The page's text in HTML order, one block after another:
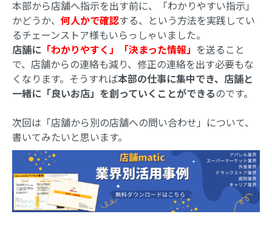
本部から店舗へ指示を出す前に、「わかりやすい指示」
かどうか、 何人かで確認する、という方法を実践してい
るチェーンストア様もいらっしゃいました。
店舗に 「わかりやすく」「決まった情報」 を送ること
で、店舗からの連絡も減り、修正の連絡を出す必要もな
くなります。そうすれば本部の仕事に集中でき、店舗と
一緒に「良いお店」を創っていくことができるのです。
次回は「店舗から別の店舗への問い合わせ」について、
書いてみたいと思います。